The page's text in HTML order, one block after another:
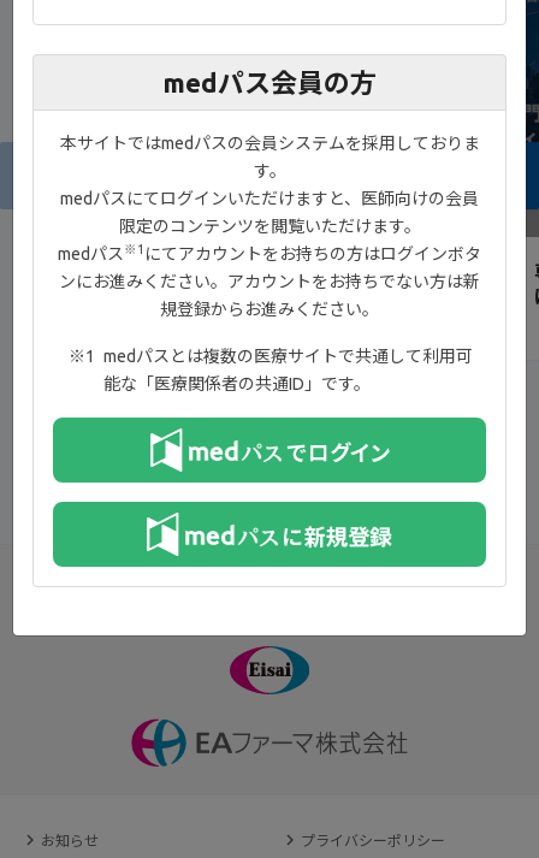
9:38
IBD患者と医師の薬剤選択における重視事項
とジセレカ®錠の有用性
一覧へ戻る
お知らせ プライバシーポリシー
medパス会員の方
本サイトではmedパスの会員システムを採用しておりま
す。
medパスにてログインいただけますと、医師向けの会員
限定のコンテンツを閲覧いただけます。
medパス ※1 にてアカウントをお持ちの方はログインボタ
ンにお進みください。アカウントをお持ちでない方は新
規登録からお進みください。
medパスとは複数の医療サイトで共通して利用可
能な「医療関係者の共通ID」です。